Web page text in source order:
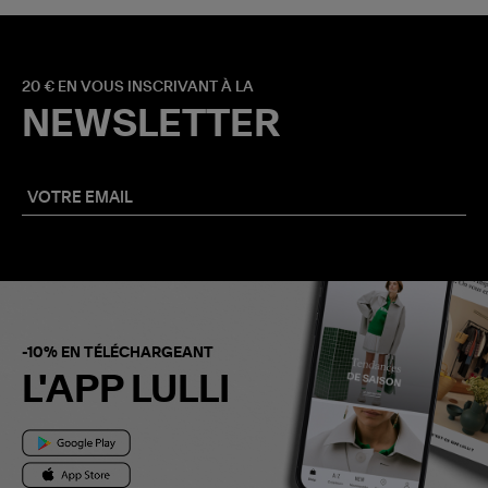
20 € EN VOUS INSCRIVANT À LA
NEWSLETTER
-10% EN TÉLÉCHARGEANT
L'APP LULLI